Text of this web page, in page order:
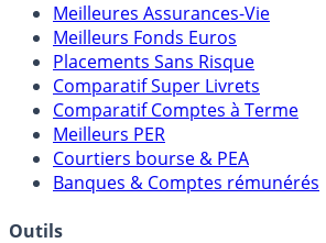
Meilleures Assurances-Vie
Meilleurs Fonds Euros
Placements Sans Risque
Comparatif Super Livrets
Comparatif Comptes à Terme
Meilleurs PER
Courtiers bourse & PEA
Banques & Comptes rémunérés
Outils